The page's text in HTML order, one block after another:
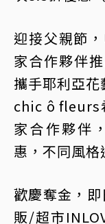
迎接父親節
家合作夥伴
攜手耶利亞
chic ô fleurs
家合作夥伴
惠，不同風格
歡慶奪金，
販/超市